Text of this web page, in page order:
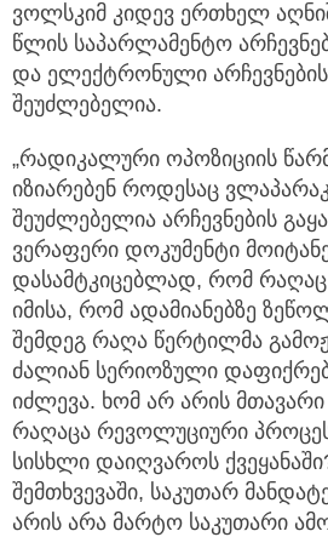
ვოლსკიმ კიდევ ერთხელ
წლის საპარლამენტო
და ელექტრონული
შეუძლებელია.
„რადიკალური ოპოზიციის
იზიარებენ როდესაც
შეუძლებელია არჩევნების
ვერაფერი დოკუმენტი
დასამტკიცებლად, რომ
იმისა, რომ ადამიანებზე
შემდეგ რაღა წერტილმა
ძალიან სერიოზული
იძლევა. ხომ არ არის მთავარი
რაღაცა რევოლუციური
სისხლი დაიღვაროს
შემთხვევაში, საკუთარ
არის არა მარტო საკუთარი